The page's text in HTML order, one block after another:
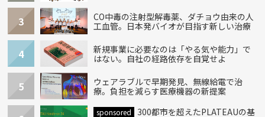
3
CO中毒の注射型解毒薬、ダチョウ由来の人
工血管。日本発バイオが目指す新しい治療
4
新規事業に必要なのは「やる気や能力」で
はない。自社の経路依存を自覚せよ
5
ウェアラブルで早期発見、無線給電で治
療。負担を減らす医療機器の新提案
sponsored
300都市を超えたPLATEAUの基